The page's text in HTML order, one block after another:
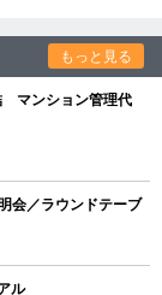
もっと見る
マンション管理代
会／ラウンドテーブ
ル